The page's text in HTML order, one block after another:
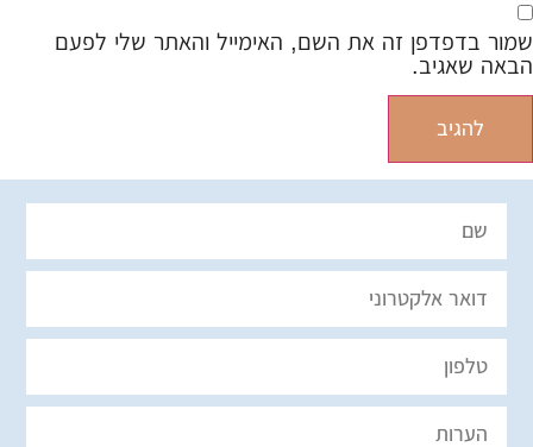
שמור בדפדפן זה את השם, האימייל והאתר שלי לפעם
הבאה שאגיב.